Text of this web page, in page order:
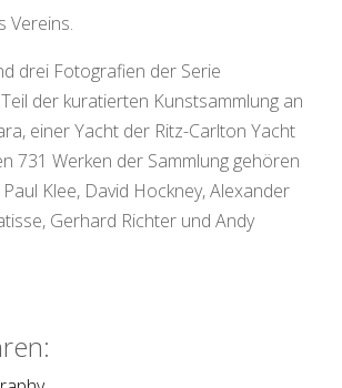
Vereins.
drei Fotografien der Serie
der kuratierten Kunstsammlung an
einer Yacht der Ritz-Carlton Yacht
731 Werken der Sammlung gehören
Klee, David Hockney, Alexander
Gerhard Richter und Andy